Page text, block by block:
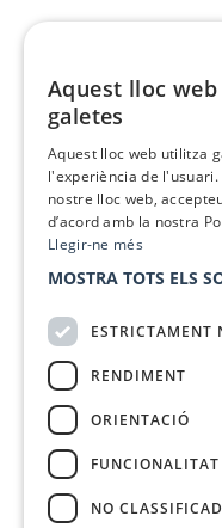
Aquest lloc
galetes
Aquest lloc web utilitza
l'experiència de l'usuari.
nostre lloc web,
d’acord amb la nostra
Llegir-ne més
MOSTRA TOTS ELS
ESTRICTAMENT
RENDIMENT
ORIENTACIÓ
FUNCIONALITAT
NO